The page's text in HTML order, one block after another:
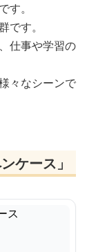
。
す。
仕事や学習の
々なシーンで
ケース」